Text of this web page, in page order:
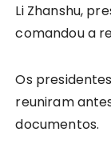
Li Zhanshu,
comandou a
Os
reuniram
documentos.